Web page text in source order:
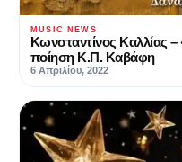
MUSIC NEWS
Κωνσταντίνος Καλλίας
ποίηση Κ.Π. Καβάφη
6 Απριλίου, 2022